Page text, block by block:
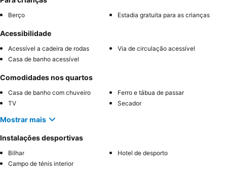
Berço Estadia gratuita para as crianças
Acessibilidade
Acessível a cadeira de rodas
Via de circulação acessível
Casa de banho acessível
Comodidades nos quartos
Casa de banho com chuveiro
Ferro e tábua de passar
TV
Secador
Mostrar mais
Instalações desportivas
Bilhar
Hotel de desporto
Campo de ténis interior